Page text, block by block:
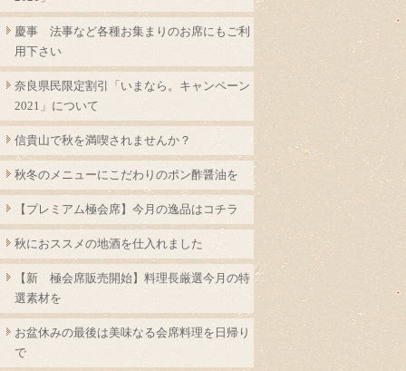
慶事 法事など各種お集まりのお席にもご利
用下さい
奈良県民限定割引「いまなら。キャンペーン
2021」について
信貴山で秋を満喫されませんか？
秋冬のメニューにこだわりのポン酢醤油を
【プレミアム極会席】今月の逸品はコチラ
秋におススメの地酒を仕入れました
【新 極会席販売開始】料理長厳選今月の特
選素材を
お盆休みの最後は美味なる会席料理を日帰り
で